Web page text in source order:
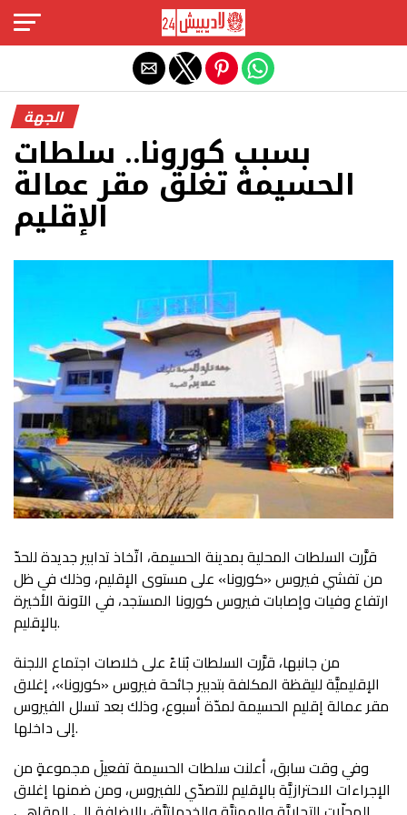
الجهة
بسبب كورونا.. سلطات
الحسيمة تغلق مقر عمالة
الإقليم
قرَّرت السلطات المحلية بمدينة الحسيمة، اتّخاذ تدابير جديدة للحدّ
من تفشي فيروس «كورونا» على مستوى الإقليم، وذلك في ظل
ارتفاع وفيات وإصابات فيروس كورونا المستجد، في الآونة الأخيرة
بالإقليم.
من جانبها، قرَّرت السلطات بُناءً على خلاصات اجتماع اللجنة
الإقليميَّة لليقظة المكلفة بتدبير جائحة فيروس «كورونا»، إغلاق
مقر عمالة إقليم الحسيمة لمدّة أسبوع، وذلك بعد تسلل الفيروس
إلى داخلها.
وفي وقت سابق، أعلنت سلطات الحسيمة تفعيلَ مجموعةٍ من
الإجراءات الاحترازيَّة بالإقليم للتصدّي للفيروس، ومن ضمنها إغلاق
Exit mobile version